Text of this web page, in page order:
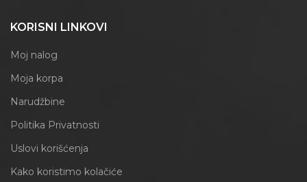
KORISNI LINKOVI
Moj nalog
Moja korpa
Narudžbine
Politika Privatnosti
Uslovi korišćenja
Kako koristimo kolačiće